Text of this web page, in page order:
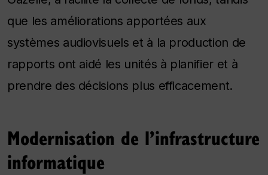
que les améliorations apportées aux
systèmes audiovisuels et à la production de
rapports ont aidé les unités à planifier et à
prendre des décisions plus efficacement.
Modernisation de l’infrastructure
informatique